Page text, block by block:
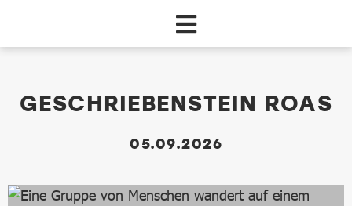
GESCHRIEBENSTEIN ROAS
05.09.2026